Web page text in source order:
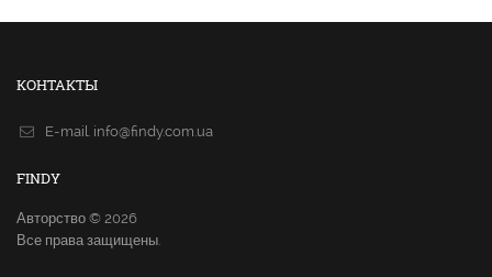
КОНТАКТЫ
E-mail. info@findy.com.ua
FINDY
Авторство © 2026
Все права защищены.